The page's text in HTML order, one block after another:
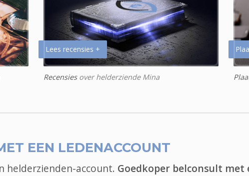
Lees recensies +
Recensiesover helderziende Mina
EEN LEDENACCOUNT
helderzienden-account. Goedkoper belconsult met